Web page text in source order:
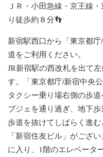
ＪＲ・小田急線・京王線
り徒歩約８分👣
新宿駅西口から「東京都
道をご利用ください。
JR新宿駅の西改札を出て
す。「東京都庁/新宿中央
タクシー乗り場右側の歩
ブジェを通り過ぎ、地下
歩道を抜けてしばらく進
「新宿住友ビル」がござ
に入り、1階のエレベータ